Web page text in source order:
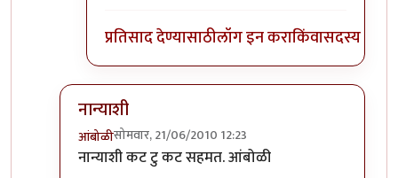
प्रतिसाद देण्यासाठीलॉग इन कराकिंवासदस्य व्हा
नान्याशी
आंबोळीसोमवार, 21/06/2010 12:23
In reply to>>मिपावरbyअवलिया
नान्याशी कट टु कट सहमत. आंबोळी